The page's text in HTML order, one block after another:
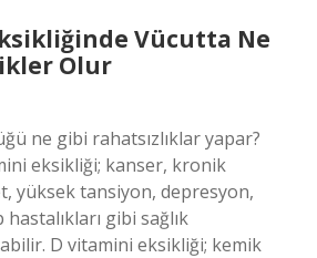
Vücutta Ne
Olur
ne gibi rahatsızlıklar yapar?
eksikliği; kanser, kronik
yüksek tansiyon, depresyon,
gibi sağlık
D vitamini eksikliği; kemik